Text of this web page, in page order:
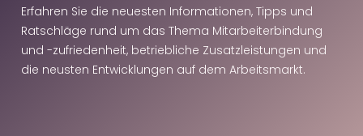
Erfahren Sie die neuesten Informationen, Tipps und
Ratschläge rund um das Thema Mitarbeiterbindung
und -zufriedenheit, betriebliche Zusatzleistungen und
die neusten Entwicklungen auf dem Arbeitsmarkt.